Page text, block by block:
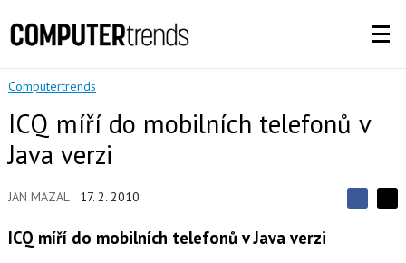
Computertrends
ICQ míří do mobilních telefonů v
Java verzi
JAN MAZAL 17. 2. 2010
SS
ICQ míří do mobilních telefonů v Java verzi